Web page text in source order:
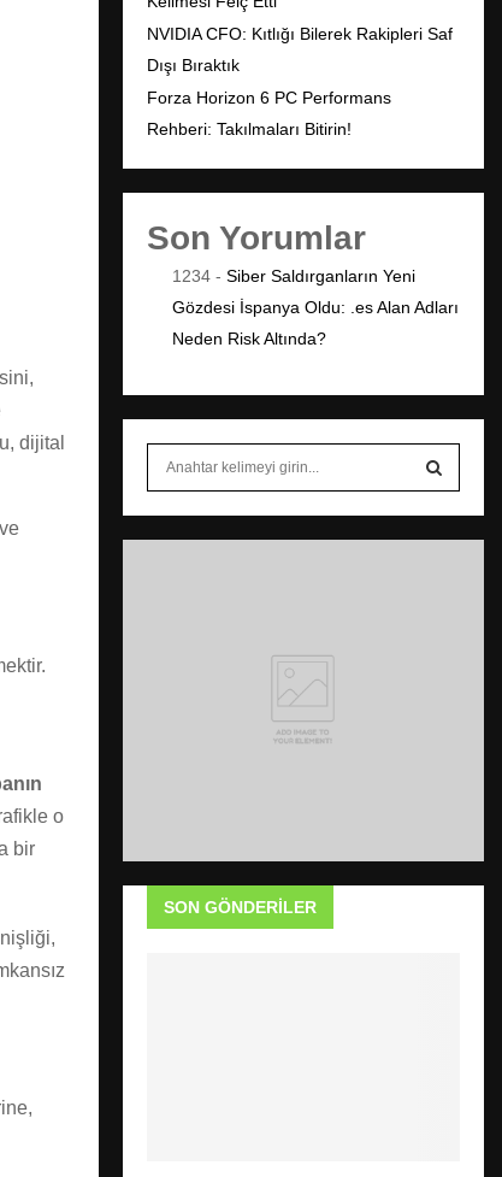
dijital
o
bir
NVIDIA CFO: Kıtlığı Bilerek Rakipleri Saf
Dışı Bıraktık
Forza Horizon 6 PC Performans
Rehberi: Takılmaları Bitirin!
Son Yorumlar
1234 - Siber Saldırganların Yeni
Gözdesi İspanya Oldu: .es Alan Adları
Neden Risk Altında?
S
SON GÖNDERILER